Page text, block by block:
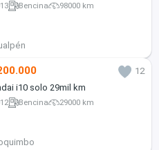
Bencina 98000 km
12
i10 solo 29mil km
Bencina 29000 km